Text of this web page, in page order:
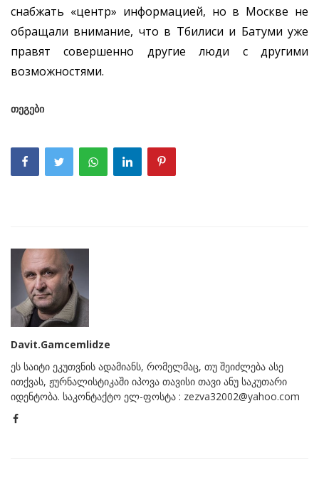
снабжать «центр» информацией, но в Москве не
обращали внимание, что в Тбилиси и Батуми уже
правят совершенно другие люди с другими
возможностями.
თეგები
Davit.Gamcemlidze
ეს საიტი ეკუთვნის ადამიანს, რომელმაც, თუ შეიძლება ასე
ითქვას, ჟურნალისტიკაში იპოვა თავისი თავი ანუ საკუთარი
იდენტობა. საკონტაქტო ელ-ფოსტა : zezva32002@yahoo.com